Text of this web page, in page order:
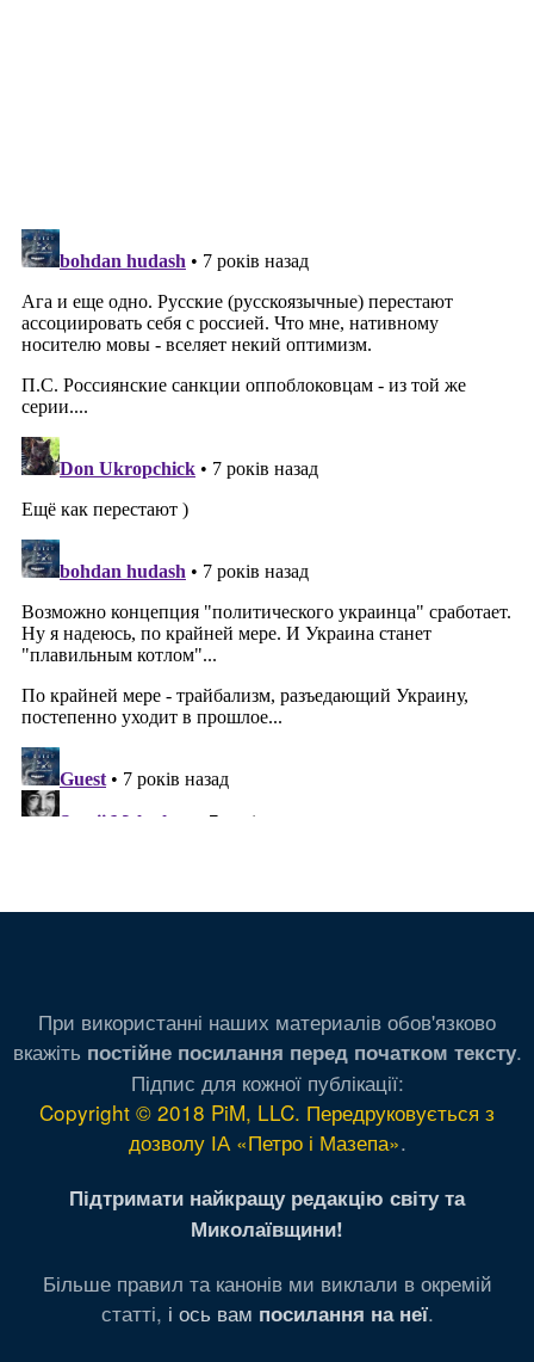
При використанні наших материалів обов'язково
вкажіть постійне посилання перед початком тексту.
Підпис для кожної публікації:
Copyright © 2018 PiM, LLC. Передруковується з
дозволу ІА «Петро і Мазепа».
Підтримати найкращу редакцію світу та
Миколаївщини!
Більше правил та канонів ми виклали в окремій
статті, і ось вам посилання на неї.